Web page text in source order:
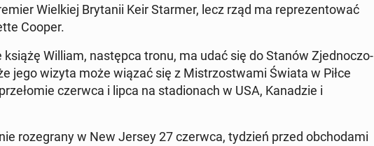
Wiel­kiej Bry­ta­nii Keir Starmer, lecz rząd ma re­pre­zen­to­wać
Cooper.
książę William, na­stęp­ca tronu, ma udać się do Stanów Zjed­no­czo­
jego wizyta może wiązać się z Mi­strzo­stwa­mi Świata w Piłce
czerwca i lipca na sta­dio­nach w USA, Ka­na­dzie i
ro­ze­gra­ny w New Jersey 27 czerwca, tydzień przed ob­cho­da­mi